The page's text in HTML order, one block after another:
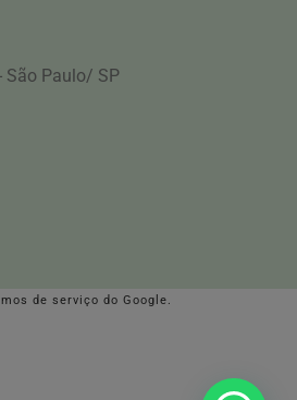
São Paulo/ SP
de serviço do Google.